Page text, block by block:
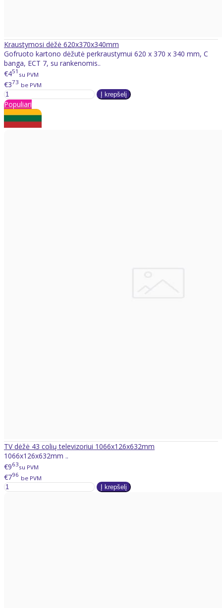
Kraustymosi dėžė 620x370x340mm
Gofruoto kartono dėžutė perkraustymui 620 x 370 x 340 mm, C
banga, ECT 7, su rankenomis..
€451 su PVM
€373 be PVM
Populiari
TV dėžė 43 colių televizoriui 1066x126x632mm
1066x126x632mm ..
€963su PVM
€796 be PVM